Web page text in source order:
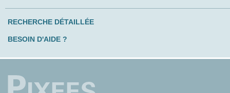
RECHERCHE DÉTAILLÉE
BESOIN D'AIDE ?